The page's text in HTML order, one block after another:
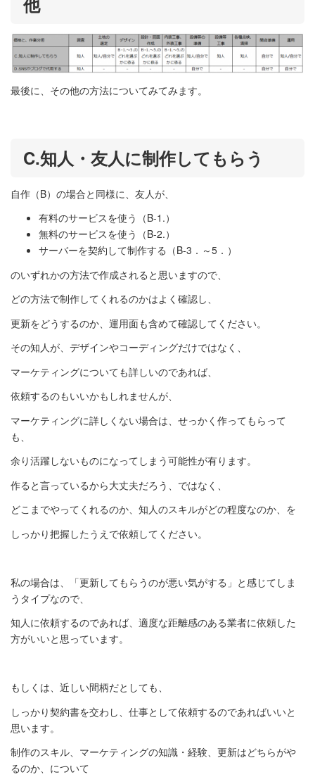
最後に、その他の方法についてみてみます。
C.知人・友人に制作してもらう
自作（B）の場合と同様に、友人が、
有料のサービスを使う（B-1.）
無料のサービスを使う（B-2.）
サーバーを契約して制作する（B-3．～5．）
のいずれかの方法で作成されると思いますので、
どの方法で制作してくれるのかはよく確認し、
更新をどうするのか、運用面も含めて確認してください。
その知人が、デザインやコーディングだけではなく、
マーケティングについても詳しいのであれば、
依頼するのもいいかもしれませんが、
マーケティングに詳しくない場合は、せっかく作ってもらって
も、
余り活躍しないものになってしまう可能性が有ります。
作ると言っているから大丈夫だろう、ではなく、
どこまでやってくれるのか、知人のスキルがどの程度なのか、を
しっかり把握したうえで依頼してください。
私の場合は、「更新してもらうのが悪い気がする」と感じてしま
うタイプなので、
知人に依頼するのであれば、適度な距離感のある業者に依頼した
方がいいと思っています。
もしくは、近しい間柄だとしても、
しっかり契約書を交わし、仕事として依頼するのであればいいと
思います。
制作のスキル、マーケティングの知識・経験、更新はどちらがや
るのか、について